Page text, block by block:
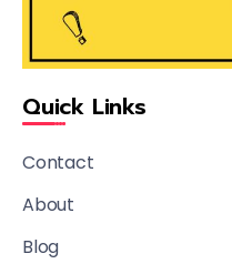
Quick Links
Contact
About
Blog